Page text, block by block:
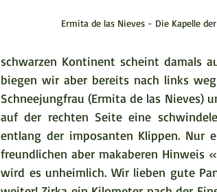
Ermita de las Nieves - Die Kapelle
schwarzen Kontinent scheint damals
biegen wir aber bereits nach links
Schneejungfrau (Ermita de las Nieves)
auf der rechten Seite eine
entlang der imposanten Klippen. Nur
freundlichen aber makaberen Hinweis
wird es unheimlich. Wir lieben gute